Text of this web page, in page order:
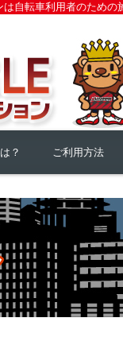
自転車利用者のための
？ ご利用方法